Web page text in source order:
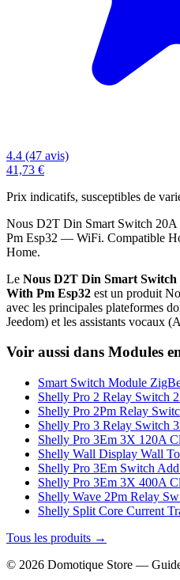
4.4 (47 avis)
41,73 €
Prix indicatifs, susceptibles de
Nous D2T Din Smart Switch 20A
Pm Esp32 — WiFi. Compatible
Home.
Le Nous D2T Din Smart
With Pm Esp32 est un produit
avec les principales plateformes
Jeedom) et les assistants vocaux
Voir aussi dans Modules
Smart Switch Module
Shelly Pro 2 Relay Switch
Shelly Pro 2Pm Relay
Shelly Pro 3 Relay Switch
Shelly Pro 3Em 3X 120A
Shelly Wall Display Wall
Shelly Pro 3Em Switch
Shelly Pro 3Em 3X 400A
Shelly Wave 2Pm Relay
Shelly Split Core Current
Tous les produits →
© 2026 Domotique Store —